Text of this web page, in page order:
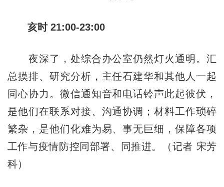
亥时 21:00-23:00
夜深了，处综合办公室仍然灯火通明。汇
总摸排、研究分析，主任石建华和其他人一起
同心协力。微信通知音和电话铃声此起彼伏，
是他们在联系对接、沟通协调；材料工作琐碎
繁杂，是他们化难为易、事无巨细，保障各项
工作与疫情防控同部署、同推进。（记者 宋芳
科）